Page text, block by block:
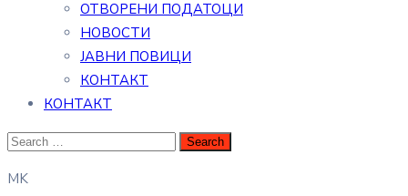
ОТВОРЕНИ ПОДАТОЦИ
НОВОСТИ
ЈАВНИ ПОВИЦИ
КОНТАКТ
КОНТАКТ
MK